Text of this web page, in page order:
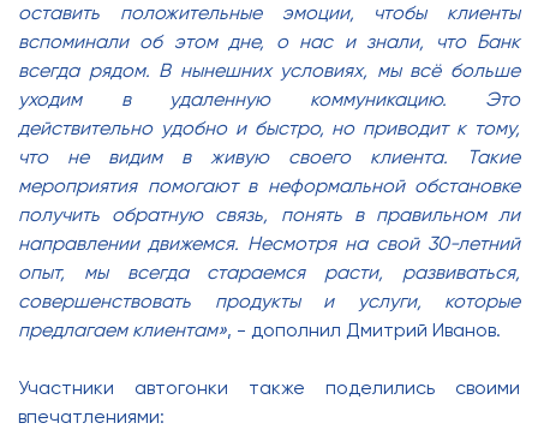
оставить положительные эмоции, чтобы клиенты
вспоминали об этом дне, о нас и знали, что Банк
всегда рядом. В нынешних условиях, мы всё больше
уходим в удаленную коммуникацию. Это
действительно удобно и быстро, но приводит к тому,
что не видим в живую своего клиента. Такие
мероприятия помогают в неформальной обстановке
получить обратную связь, понять в правильном ли
направлении движемся. Несмотря на свой 30-летний
опыт, мы всегда стараемся расти, развиваться,
совершенствовать продукты и услуги, которые
предлагаем клиентам», - дополнил Дмитрий Иванов.
Участники автогонки также поделились своими
впечатлениями: